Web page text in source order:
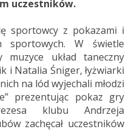
uczestników.
sportowcy z pokazami i
sportowych. W świetle
układ taneczny
i Natalia Śniger, łyżwiarki
na lód wyjechali młodzi
prezentując pokaz gry
klubu Andrzeja
zachęcał uczestników